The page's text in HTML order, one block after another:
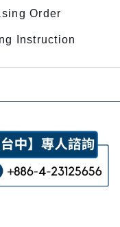
Order
Instruction